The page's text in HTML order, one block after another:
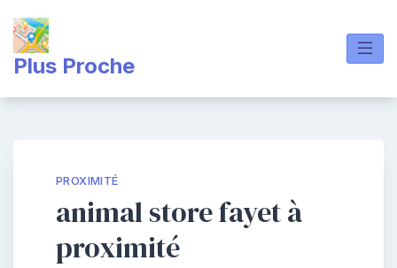
content
Plus Proche
PROXIMITÉ
animal store fayet à
proximité